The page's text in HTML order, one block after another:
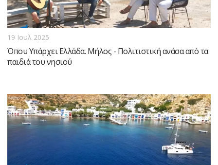
19 Ιουλ 2025
Όπου Υπάρχει Ελλάδα. Μήλος - Πολιτιστική ανάσα από τα
παιδιά του νησιού